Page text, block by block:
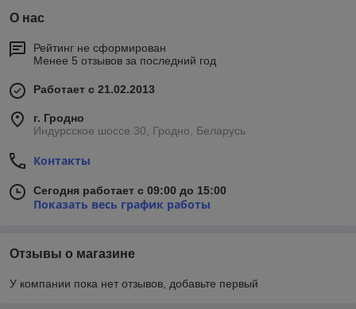
О нас
Рейтинг не сформирован
Менее 5 отзывов за последний год
Работает с 21.02.2013
г. Гродно
Индурсское шоссе 30, Гродно, Беларусь
Контакты
Сегодня работает с 09:00 до 15:00
Показать весь график работы
Отзывы о магазине
У компании пока нет отзывов, добавьте первый